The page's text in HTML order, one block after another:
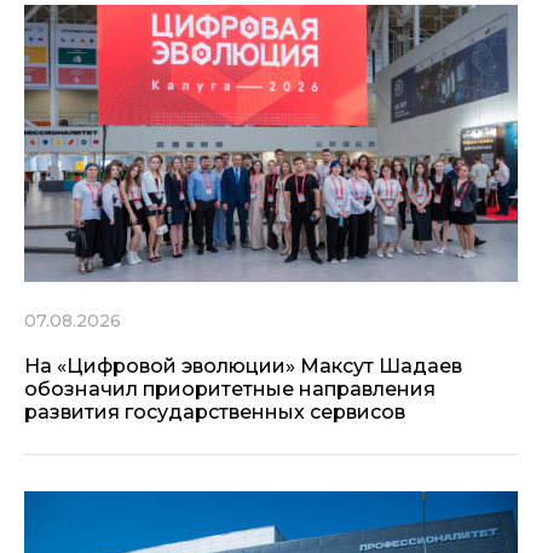
07.08.2026
На «Цифровой эволюции» Максут Шадаев
обозначил приоритетные направления
развития государственных сервисов